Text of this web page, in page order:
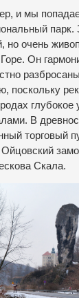
и мы
парк.
но очень
Он
поскольку
В
торговый
Ойцовский
Скала.